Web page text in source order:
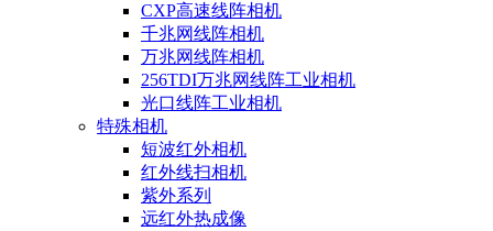
CXP高速线阵相机
千兆网线阵相机
万兆网线阵相机
256TDI万兆网线阵工业相机
光口线阵工业相机
特殊相机
短波红外相机
红外线扫相机
紫外系列
远红外热成像